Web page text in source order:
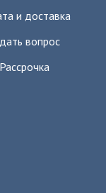
и доставка
вопрос
Рассрочка